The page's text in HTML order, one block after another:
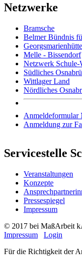
Netzwerke
Bramsche
Belmer Bündnis
Melle - Bissendorf
Netzwerk
Südliches
Wittlager Land
Nördliches
Anmeldeformular
Anmeldung zur
Servicestelle
Veranstaltungen
Konzepte
Pressespiegel
Impressum
© 2017 bei MaßArbeit
Impressum
Login
Für die Richtigkeit der